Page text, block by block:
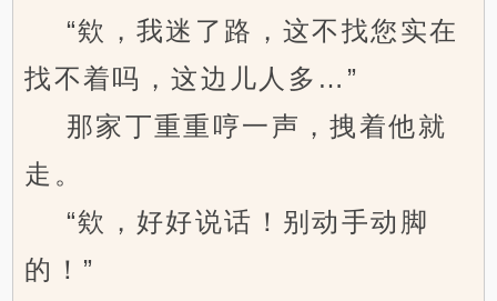
“欸，我迷了路，这不找您实在
找不着吗，这边儿人多…”
那家丁重重哼一声，拽着他就
走。
“欸，好好说话！别动手动脚
的！”